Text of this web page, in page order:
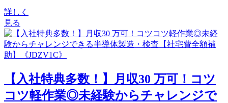
詳しく
見る
【入社特典多数！】月収30 万可！コツ
コツ軽作業◎未経験からチャレンジで